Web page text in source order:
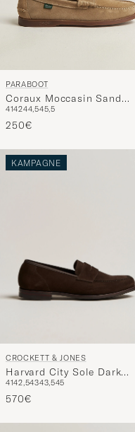
PARABOOT
Coraux Moccasin Sand
Suede
414244,545,5
250€
KAMPAGNE
CROCKETT & JONES
Harvard City Sole Dark
Brown Suede
4142,54343,545
570€